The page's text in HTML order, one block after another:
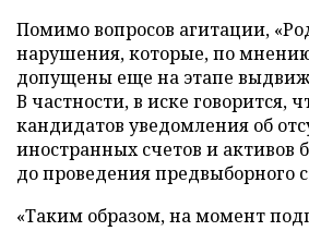
Помимо вопросов агитации,
нарушения, которые, по
допущены еще на этапе
В частности, в иске говорится,
кандидатов уведомления об
иностранных счетов и
до проведения предвыборного
«Таким образом, на момент